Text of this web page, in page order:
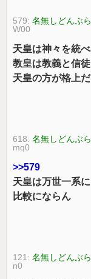
579:名無しどんぶ
W00
天皇は神々を統
教皇は教義と信
天皇の方が格上だ
618:名無しどんぶ
mq0
>>579
天皇は万世一系
比較にならん
121:名無しどんぶ
n0